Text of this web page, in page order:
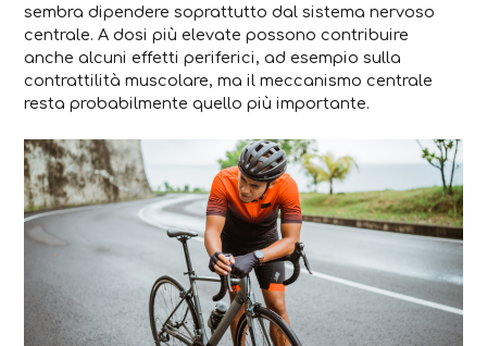
sembra dipendere soprattutto dal sistema nervoso
centrale. A dosi più elevate possono contribuire
anche alcuni effetti periferici, ad esempio sulla
contrattilità muscolare, ma il meccanismo centrale
resta probabilmente quello più importante.